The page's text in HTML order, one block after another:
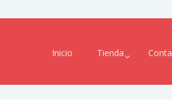
Inicio Tienda